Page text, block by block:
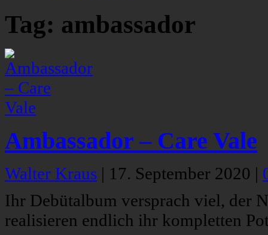
Tag: ambassador
Ambassador – Care Vale
Walter Kraus | 17. September 2020 |
Ihr Debütalbum versprach viel, der
realisieren endlich ihr kompletten